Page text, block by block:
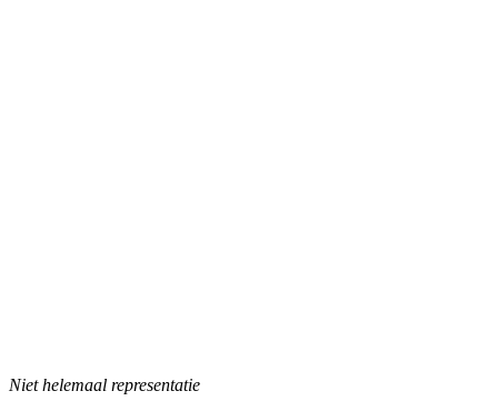
Niet helemaal representatie